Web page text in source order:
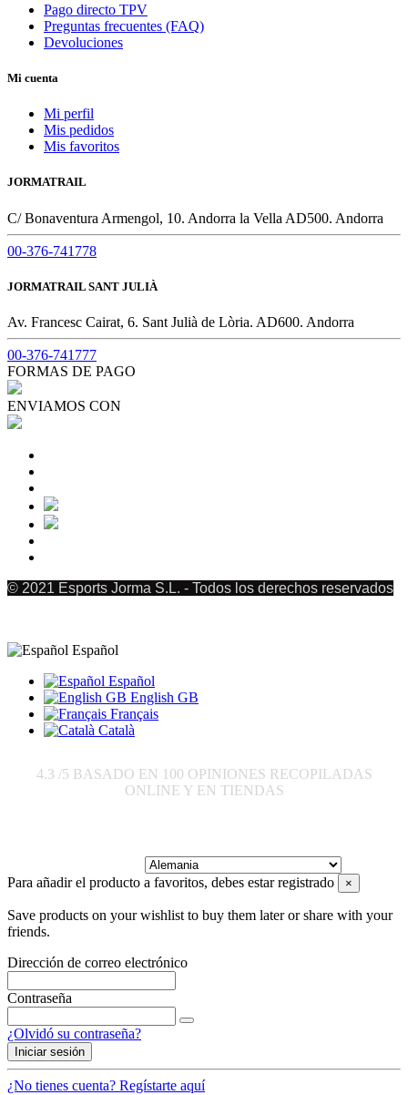
Pago directo TPV
Preguntas frecuentes (FAQ)
Devoluciones
Mi cuenta
Mi perfil
Mis pedidos
Mis favoritos
JORMATRAIL
C/ Bonaventura Armengol, 10. Andorra la Vella AD500. Andorra
00-376-741778
JORMATRAIL SANT JULIÀ
Av. Francesc Cairat, 6. Sant Julià de Lòria. AD600. Andorra
00-376-741777
FORMAS DE PAGO
ENVIAMOS CON
© 2021 Esports Jorma S.L. - Todos los derechos reservados
Español
Español
English GB
Français
Català
4.3 /5 BASADO EN 100 OPINIONES RECOPILADAS
ONLINE Y EN TIENDAS
Para añadir el producto a favoritos, debes estar registrado ×
Save products on your wishlist to buy them later or share with your
friends.
Dirección de correo electrónico
Contraseña
¿Olvidó su contraseña?
Iniciar sesión
¿No tienes cuenta? Regístarte aquí